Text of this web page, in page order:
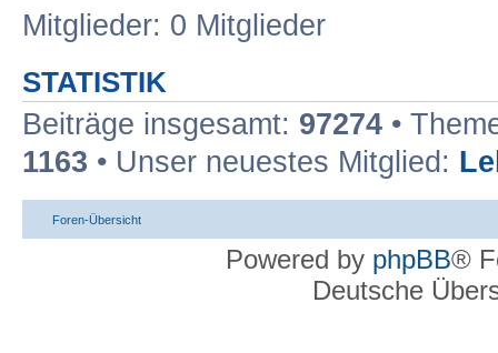
Mitglieder: 0 Mitglieder
STATISTIK
Beiträge insgesamt: 97274 •
1163 • Unser neuestes Mitglied:
Foren-Übersicht
Powered by phpBB®
Deutsche